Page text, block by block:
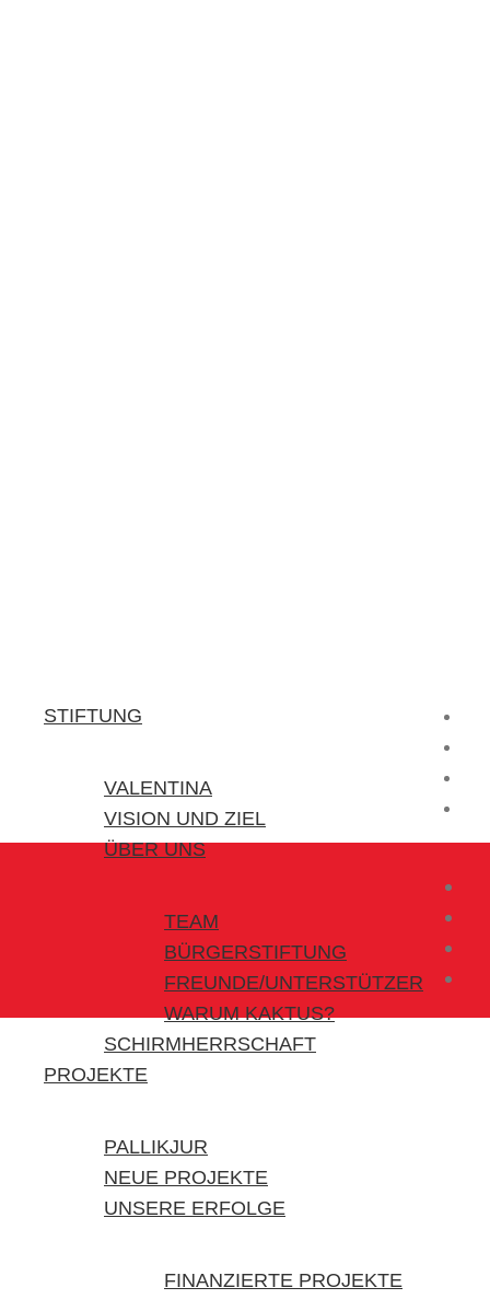
STIFTUNG
VALENTINA
VISION UND ZIEL
ÜBER UNS
TEAM
BÜRGERSTIFTUNG
FREUNDE/UNTERSTÜTZER
WARUM KAKTUS?
SCHIRMHERRSCHAFT
PROJEKTE
PALLIKJUR
NEUE PROJEKTE
UNSERE ERFOLGE
FINANZIERTE PROJEKTE